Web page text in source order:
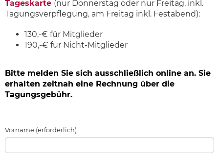
Tageskarte (nur Donnerstag oder nur Freitag, inkl.
Tagungsverpflegung, am Freitag inkl. Festabend):
130,-€ für Mitglieder
190,-€ für Nicht-Mitglieder
Bitte melden Sie sich ausschließlich online an. Sie
erhalten zeitnah eine Rechnung über die
Tagungsgebühr.
Vorname (erforderlich)